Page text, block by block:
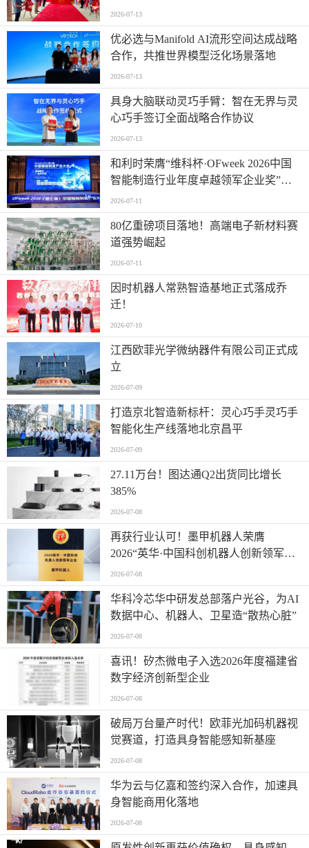
阶段
2026-07-13
优必选与Manifold AI流形空间达成战略
合作，共推世界模型泛化场景落地
2026-07-13
具身大脑联动灵巧手臂：智在无界与灵
心巧手签订全面战略合作协议
2026-07-13
和利时荣膺“维科杯·OFweek 2026中国
智能制造行业年度卓越领军企业奖”，
以自主创新实力引领智造新浪潮
2026-07-11
80亿重磅项目落地！高端电子新材料赛
道强势崛起
2026-07-11
因时机器人常熟智造基地正式落成乔
迁！
2026-07-10
江西欧菲光学微纳器件有限公司正式成
立
2026-07-09
打造京北智造新标杆：灵心巧手灵巧手
智能化生产线落地北京昌平
2026-07-09
27.11万台！图达通Q2出货同比增长
385%
2026-07-08
再获行业认可！墨甲机器人荣膺
2026“英华·中国科创机器人创新领军企
业”全产业链智能出海标杆
2026-07-08
华科冷芯华中研发总部落户光谷，为AI
数据中心、机器人、卫星造“散热心脏”
2026-07-08
喜讯！矽杰微电子入选2026年度福建省
数字经济创新型企业
2026-07-08
破局万台量产时代！欧菲光加码机器视
觉赛道，打造具身智能感知新基座
2026-07-08
华为云与亿嘉和签约深入合作，加速具
身智能商用化落地
2026-07-08